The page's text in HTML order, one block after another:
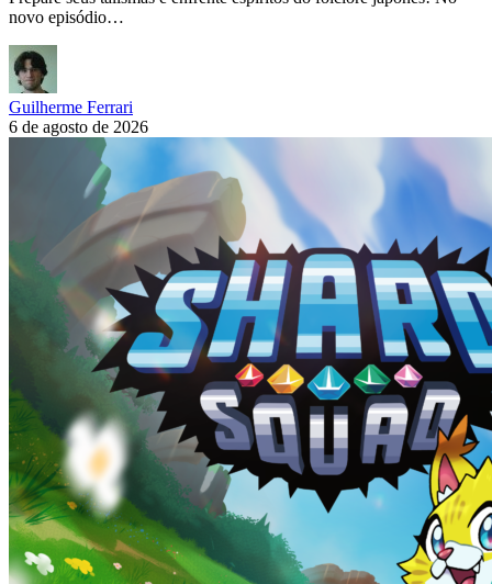
novo episódio…
Guilherme Ferrari
6 de agosto de 2026